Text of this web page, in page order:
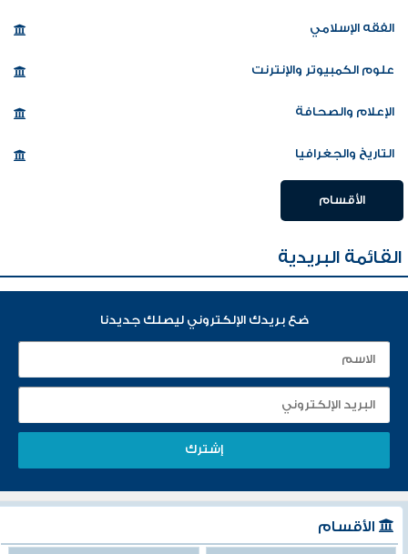
الفقه الإسلامي
علوم الكمبيوتر والإنترنت
الإعلام والصحافة
التاريخ والجغرافيا
الأقسام
القائمة البريدية
ضع بريدك الإلكتروني ليصلك جديدنا
الأقسام